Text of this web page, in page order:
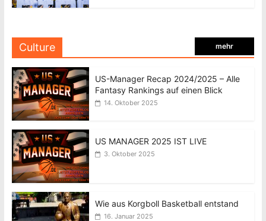
Culture mehr
US-Manager Recap 2024/2025 – Alle
Fantasy Rankings auf einen Blick
14. Oktober 2025
US MANAGER 2025 IST LIVE
3. Oktober 2025
Wie aus Korgboll Basketball entstand
16. Januar 2025